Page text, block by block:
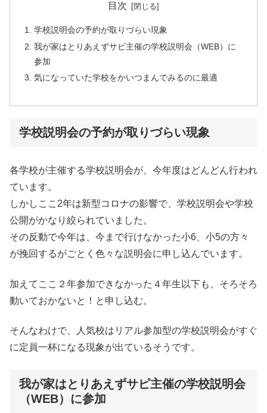
目次
学校説明会の予約が取りづらい現象
我が家はとりあえずサピ主催の学校説明会（WEB）に
参加
気になっていた学校をかいつまんでみるのに最適
学校説明会の予約が取りづらい現象
各学校が主催する学校説明会が、今年度はどんどん行われ
ています。
しかしここ2年は新型コロナの影響で、学校説明会や学校
公開がかなり絞られていました。
その反動で今年は、今まで行けなかった小6、小5の方々
が挽回するがごとく色々な説明会に申し込んでいます。
加えてここ２年参加できなかった４年生以下も、そろそろ
動いておかないと！と申し込む。
そんなわけで、人気校はリアル参加型の学校説明会がすぐ
に定員一杯になる現象が出ているそうです。
我が家はとりあえずサピ主催の学校説明会
（WEB）に参加